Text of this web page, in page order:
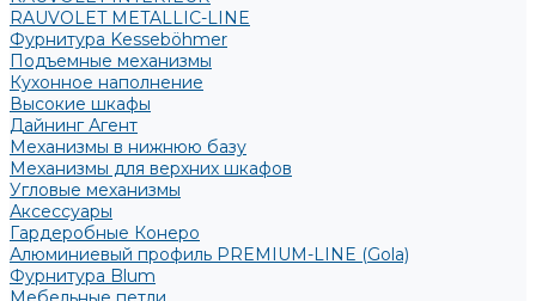
RAUVOLET METALLIC-LINE
Фурнитура Kesseböhmer
Подъемные механизмы
Кухонное наполнение
Высокие шкафы
Дайнинг Агент
Механизмы в нижнюю базу
Механизмы для верхних шкафов
Угловые механизмы
Аксессуары
Гардеробные Конеро
Алюминиевый профиль PREMIUM-LINE (Gola)
Фурнитура Blum